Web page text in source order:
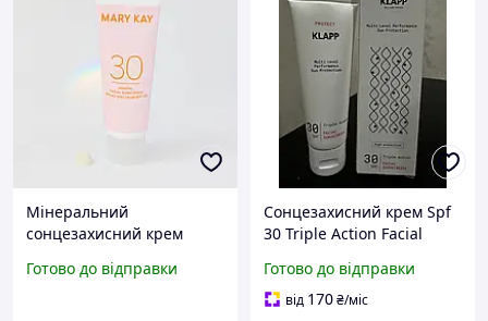
Мінеральний
сонцезахисний крем
Готово до відправки
Сонцезахисний крем Spf
30 Triple Action Facial
Klapp
Готово до відправки
від 170₴/міс